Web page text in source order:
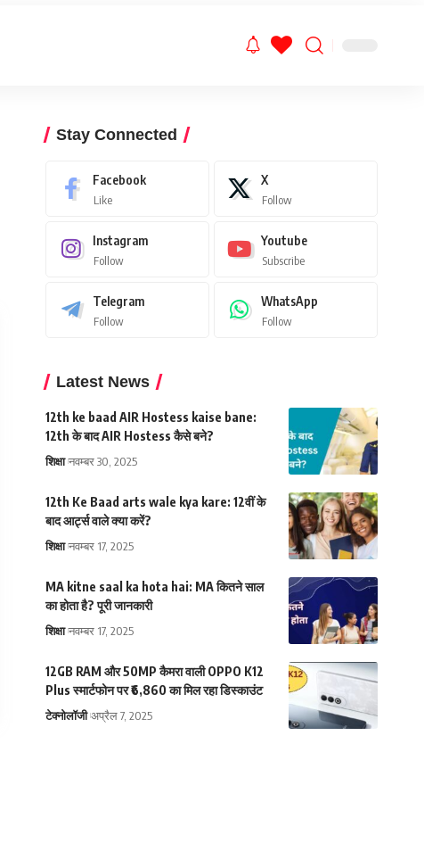
Stay Connected
Facebook
Like
X
Follow
Instagram
Follow
Youtube
Subscribe
Telegram
Follow
WhatsApp
Follow
Latest News
12th ke baad AIR Hostess kaise bane:
12th के बाद AIR Hostess कैसे बने?
शिक्षा नवम्बर 30, 2025
12th Ke Baad arts wale kya kare: 12वीं के
बाद आर्ट्स वाले क्या करें?
शिक्षा नवम्बर 17, 2025
MA kitne saal ka hota hai: MA कितने साल
का होता है? पूरी जानकारी
शिक्षा नवम्बर 17, 2025
12GB RAM और 50MP कैमरा वाली OPPO K12
Plus स्मार्टफोन पर ₹6,860 का मिल रहा डिस्काउंट
टेक्नोलॉजी अप्रैल 7, 2025